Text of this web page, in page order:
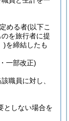
める者(以下こ
を旅行者に提
)を締結したも
一部改正)
職員に対し、
としない場合を